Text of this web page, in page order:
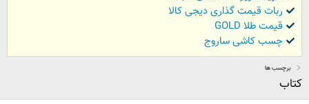
ربات قیمت گذاری دیجی کالا
قیمت طلا GOLD
چسب کاشی ساروج
برچسب ها
کتاب